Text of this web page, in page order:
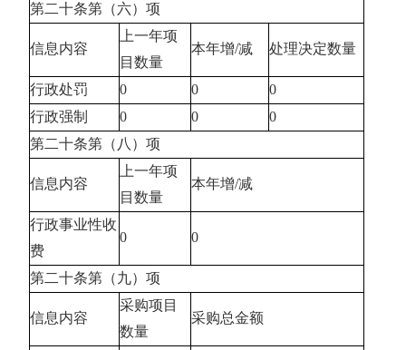
第二十条第（六）项
信息内容
上一年项
目数量
本年增/减 处理决定数量
行政处罚 0 0
0
行政强制
0 0
0
第二十条第（八）项
信息内容
上一年项
目数量
本年增/减
行政事业性收
费
0 0
第二十条第（九）项
信息内容
采购项目
数量
采购总金额